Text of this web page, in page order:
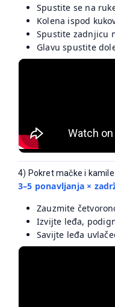
Spustite se na
Kolena ispod
Spustite zadnjicu
Glavu spustite
4) Pokret mačke i kamile
3–5 ponavljanja ×
Zauzmite
Izvijte leđa,
Savijte leđa